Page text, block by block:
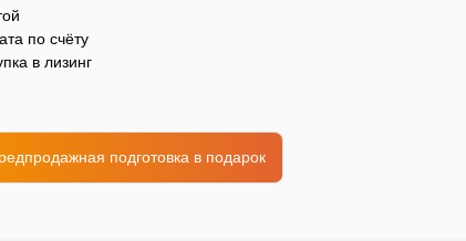
по счёту
в лизинг
подготовка в подарок